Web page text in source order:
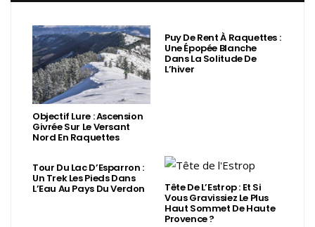
Objectif Lure : Ascension
Givrée Sur Le Versant
Nord En Raquettes
Puy De Rent À Raquettes :
Une Épopée Blanche
Dans La Solitude De
L’hiver
Tour Du Lac D’Esparron :
Un Trek Les Pieds Dans
L’Eau Au Pays Du Verdon Tête De L’Estrop : Et Si
Vous Gravissiez Le Plus
Haut Sommet De Haute
Provence ?